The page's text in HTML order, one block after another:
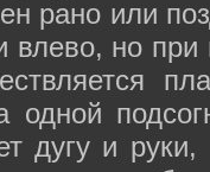
рано или
влево, но
одной
дугу и